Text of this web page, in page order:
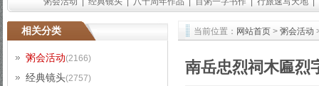
相关分类
粥会活动(2166)
经典镜头(2757)
当前位置： 网站首页 > 粥会活动
南岳忠烈祠木匾烈